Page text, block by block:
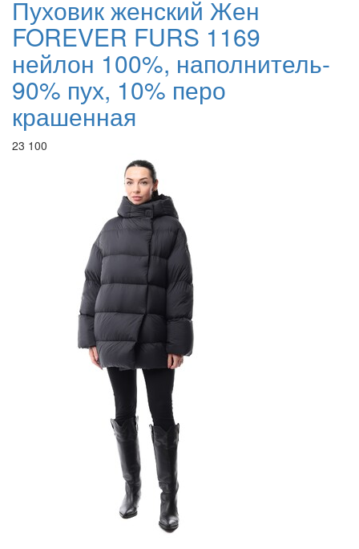
Пуховик женский Жен
FOREVER FURS 1169
нейлон 100%, наполнитель-
90% пух, 10% перо
крашенная
23 100